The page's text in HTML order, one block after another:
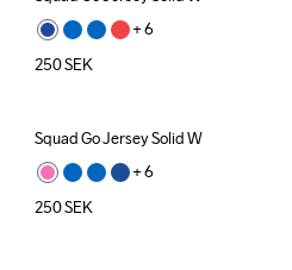
+ 6
250SEK
Squad Go Jersey Solid W
+ 6
250SEK